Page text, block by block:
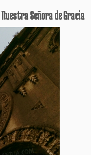
Nuestra Señora de Gracia